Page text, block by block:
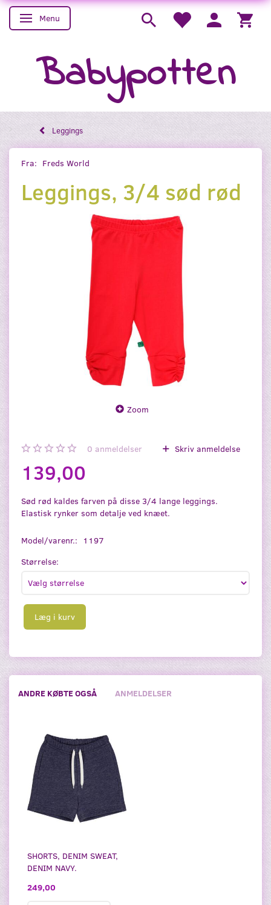
Skifte navigation
Menu
Babypotten
Leggings
Fra: Freds World
Leggings, 3/4 sød rød
Zoom
0 anmeldelser Skriv anmeldelse
139,00
Sød rød kaldes farven på disse 3/4 lange leggings.
Elastisk rynker som detalje ved knæet.
Model/varenr.:
1197
Størrelse:
Læg i kurv
ANDRE KØBTE OGSÅ ANMELDELSER
SHORTS, DENIM SWEAT,
DENIM NAVY.
249,00